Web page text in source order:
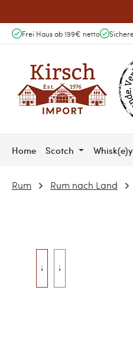
Frei Haus ab 199€ netto
Home Scotch Whisk(e)y
Rum Rum nach Land